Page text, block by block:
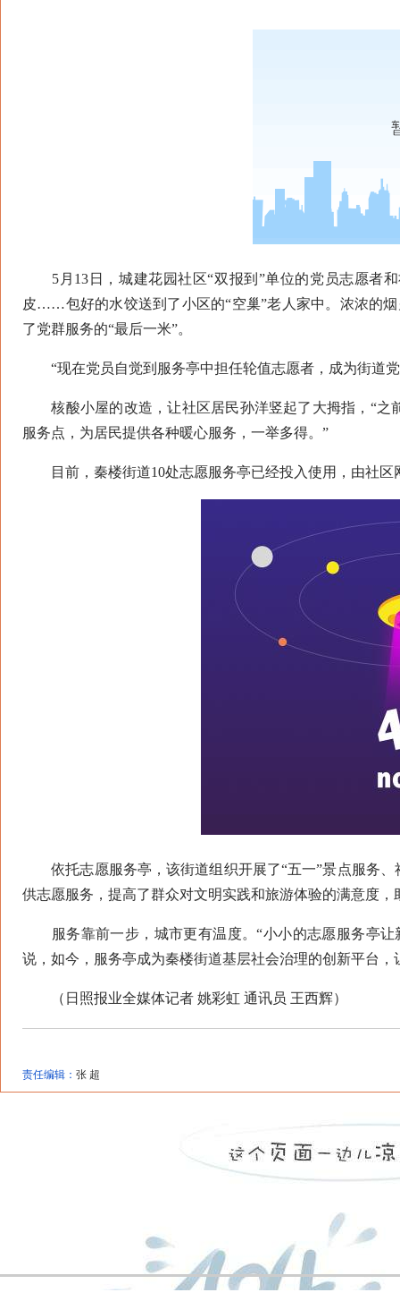
5月13日，城建花园社区“双报到”单位的党员志愿者和
皮……包好的水饺送到了小区的“空巢”老人家中。浓浓的
了党群服务的“最后一米”。
“现在党员自觉到服务亭中担任轮值志愿者，成为街道
核酸小屋的改造，让社区居民孙洋竖起了大拇指，“之
服务点，为居民提供各种暖心服务，一举多得。”
目前，秦楼街道10处志愿服务亭已经投入使用，由社区
依托志愿服务亭，该街道组织开展了“五一”景点服务、
供志愿服务，提高了群众对文明实践和旅游体验的满意度
服务靠前一步，城市更有温度。“小小的志愿服务亭让
说，如今，服务亭成为秦楼街道基层社会治理的创新平台
（日照报业全媒体记者 姚彩虹 通讯员 王西辉）
责任编辑： 张 超